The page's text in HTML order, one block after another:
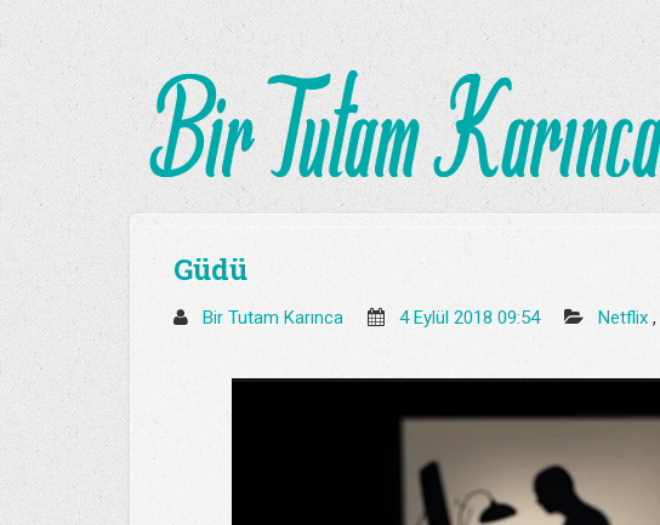
Güdü
Bir Tutam Karınca 4 Eylül 2018 09:54 Netflix ,